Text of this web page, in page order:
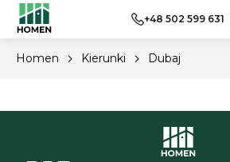
+48 502 599 631
Dubaj
Homen Kierunki Dubaj